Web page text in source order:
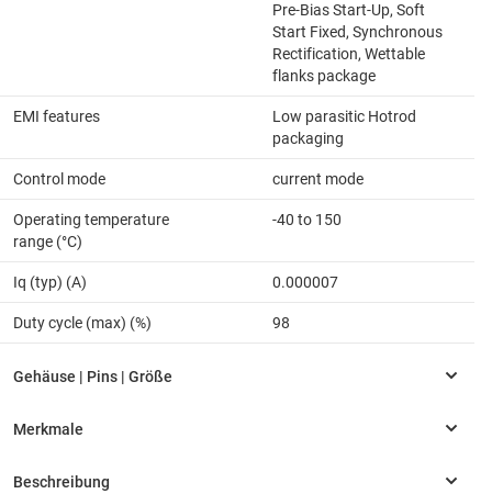
Pre-Bias Start-Up, Soft
Start Fixed, Synchronous
Rectification, Wettable
flanks package
EMI features
Low parasitic Hotrod
packaging
Control mode current mode
Operating temperature
range (°C)
-40 to 150
Iq (typ) (A) 0.000007
Duty cycle (max) (%) 98